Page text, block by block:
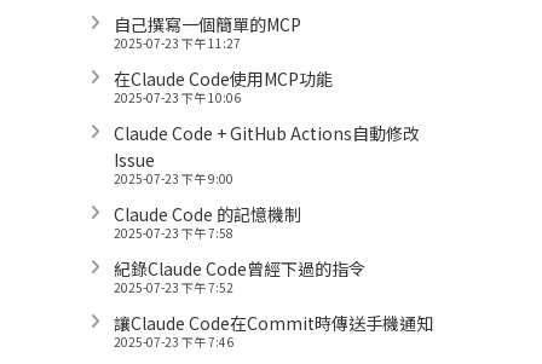
自己撰寫一個簡單的MCP
2025-07-23 下午 11:27
在Claude Code使用MCP功能
2025-07-23 下午 10:06
Claude Code + GitHub Actions自動修改
Issue
2025-07-23 下午 9:00
Claude Code 的記憶機制
2025-07-23 下午 7:58
紀錄Claude Code曾經下過的指令
2025-07-23 下午 7:52
讓Claude Code在Commit時傳送手機通知
2025-07-23 下午 7:46